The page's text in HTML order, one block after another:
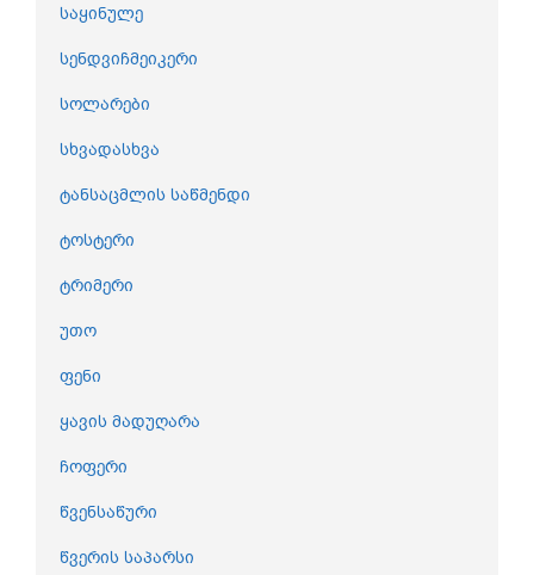
საყინულე
სენდვიჩმეიკერი
სოლარები
სხვადასხვა
ტანსაცმლის საწმენდი
ტოსტერი
ტრიმერი
უთო
ფენი
ყავის მადუღარა
ჩოფერი
წვენსაწური
წვერის საპარსი